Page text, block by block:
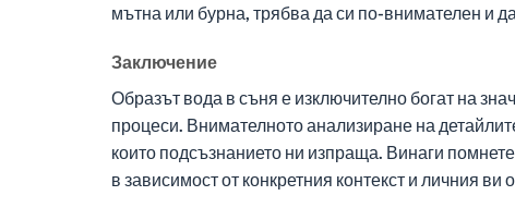
мътна или бурна, трябва да си по-внимателен и
Заключение
Образът вода в съня е изключително богат на
процеси. Внимателното анализиране на
които подсъзнанието ни изпраща. Винаги
в зависимост от конкретния контекст и личния ви